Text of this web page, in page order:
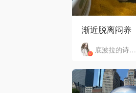
渐近脱离闷养
底波拉的诗与歌